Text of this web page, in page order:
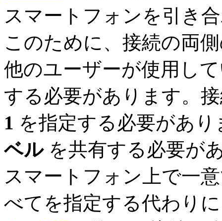
スマートフォンを引き
このために、接続の両
他のユーザーが使用し
する必要があります。
1 を指定する必要があ
ベルを共有する必要が
スマートフォン上で一
べてを指定する代わり